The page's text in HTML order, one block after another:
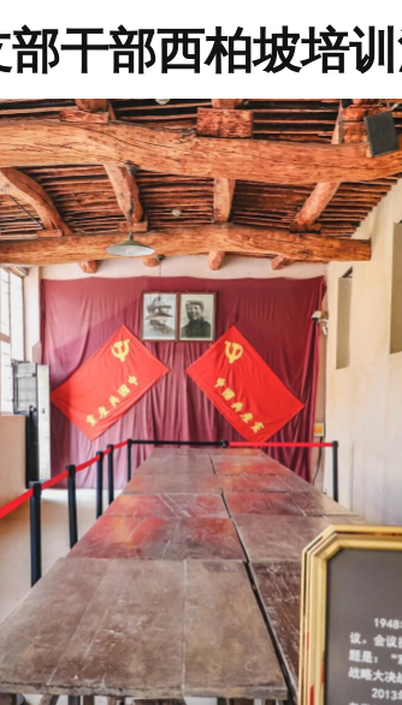
干部西柏坡培